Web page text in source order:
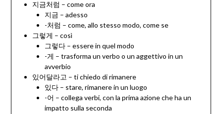
지금처럼 – come ora
지금 – adesso
-처럼 – come, allo stesso modo, come se
그렇게 – così
그렇다 – essere in quel modo
-게 – trasforma un verbo o un aggettivo in un
avverbio
있어달라고 – ti chiedo di rimanere
있다 – stare, rimanere in un luogo
-어 – collega verbi, con la prima azione che ha un
impatto sulla seconda